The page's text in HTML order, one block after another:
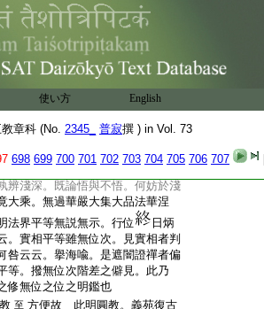
使い方 English
章科 (No. 2345_ 普寂撰 ) in Vol. 73
698 699 700 701 702 703 704 705 706 707
談第五之文。玄談正明頓教。次揀言
融。匡眞云涼師謂是圓頓者何
法數章 云云
次引佛境界章。以無
。寂曰。應以有不字爲正本。何
念即乖。如少林提唱。匡眞所言。雖
至 如是等也 義苑復古云云。寂
絶離。雖不立位。其修入者。成無位
辨淺深。既論悟與不悟。何妨於淺
大乘。無過華嚴大集大品法華涅
法界平等無説無示。行位
日炳
。實相平等雖無位次。見實相者判
咎云云。擧海喩。是遮闇證禪者偏
等。撥無位次階差之僻見。此乃
修無位之位之明鑑也
至 方便故 此明圓教。義苑復古